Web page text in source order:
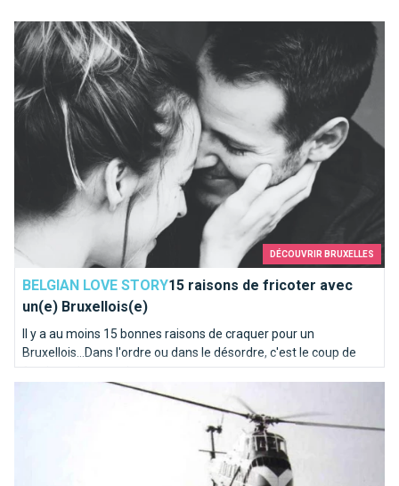
DÉCOUVRIR BRUXELLES
BELGIAN LOVE STORY15 raisons de fricoter avec
un(e) Bruxellois(e)
Il y a au moins 15 bonnes raisons de craquer pour un
Bruxellois...Dans l'ordre ou dans le désordre, c'est le coup de
foudre qui compte!
15 raisons de fricoter avec un(e) Bruxellois(e)
L'Héliport et son avenue...